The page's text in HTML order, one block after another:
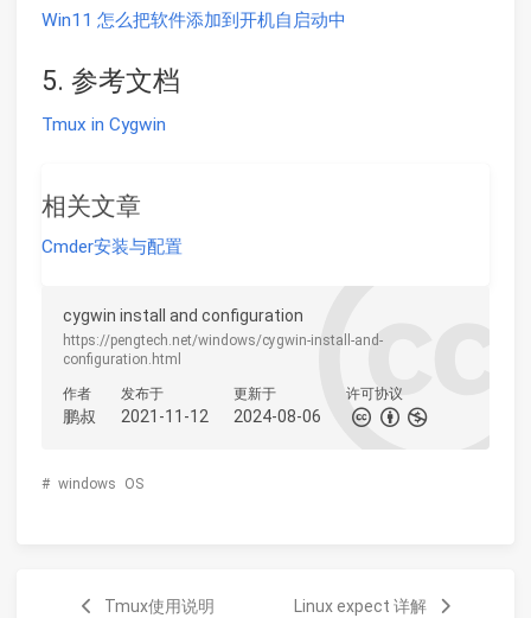
Win11 怎么把软件添加到开机自启动中
5. 参考文档
Tmux in Cygwin
相关文章
Cmder安装与配置
cygwin install and configuration
https://pengtech.net/windows/cygwin-install-and-
configuration.html
作者
鹏叔
发布于
2021-11-12
更新于
2024-08-06
许可协议
# windows OS
Tmux使用说明 Linux expect 详解